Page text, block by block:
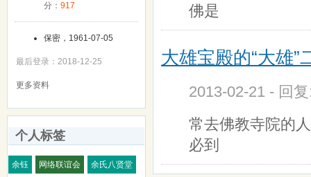
分： 917
保密，1961-07-05
最后登录：2018-12-25
更多资料
个人标签
余钰 网络联谊会 余氏八贤堂
佛是
大雄宝殿的“大雄”
2013-02-21 - 回
常去佛教寺院的
必到